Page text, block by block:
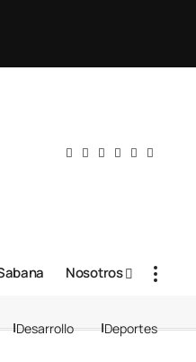
Nosotros
Desarrollo Deportes